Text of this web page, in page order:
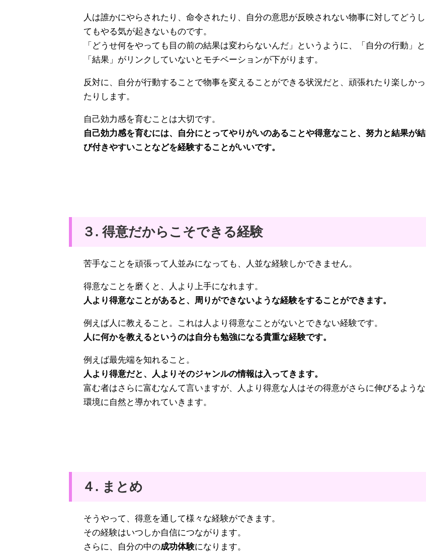
人は誰かにやらされたり、命令されたり、自分の意思が反映されない物事に対してどうし
てもやる気が起きないものです。
「どうせ何をやっても目の前の結果は変わらないんだ」というように、「自分の行動」と
「結果」がリンクしていないとモチベーションが下がります。
反対に、自分が行動することで物事を変えることができる状況だと、頑張れたり楽しかっ
たりします。
自己効力感を育むことは大切です。
自己効力感を育むには、自分にとってやりがいのあることや得意なこと、努力と結果が結
び付きやすいことなどを経験することがいいです。
３. 得意だからこそできる経験
苦手なことを頑張って人並みになっても、人並な経験しかできません。
得意なことを磨くと、人より上手になれます。
人より得意なことがあると、周りができないような経験をすることができます。
例えば人に教えること。これは人より得意なことがないとできない経験です。
人に何かを教えるというのは自分も勉強になる貴重な経験です。
例えば最先端を知れること。
人より得意だと、人よりそのジャンルの情報は入ってきます。
富む者はさらに富むなんて言いますが、人より得意な人はその得意がさらに伸びるような
環境に自然と導かれていきます。
４. まとめ
そうやって、得意を通して様々な経験ができます。
その経験はいつしか自信につながります。
さらに、自分の中の成功体験になります。